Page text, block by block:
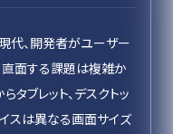
代、開発者がユーザー
直面する課題は複雑か
タブレット、デスクトッ
イスは異なる画面サイズ